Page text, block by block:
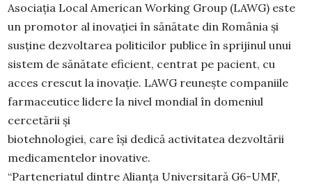
Asociația Local American Working Group (LAWG) este
un promotor al inovației în sănătate din România și
susține dezvoltarea politicilor publice în sprijinul unui
sistem de sănătate eficient, centrat pe pacient, cu
acces crescut la inovație. LAWG reunește companiile
farmaceutice lidere la nivel mondial în domeniul
cercetării și
biotehnologiei, care își dedică activitatea dezvoltării
medicamentelor inovative.
“Parteneriatul dintre Alianța Universitară G6-UMF,